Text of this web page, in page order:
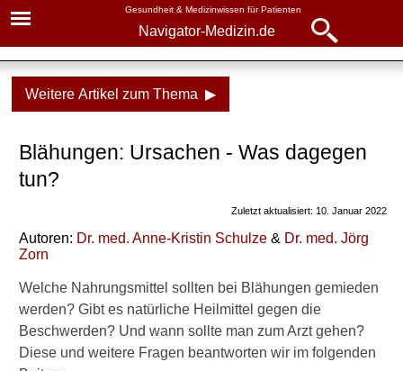
Gesundheit & Medizinwissen für Patienten
Navigator-Medizin.de
Weitere Artikel zum Thema ▶
Blähungen: Ursachen - Was dagegen
tun?
Zuletzt aktualisiert: 10. Januar 2022
Autoren: Dr. med. Anne-Kristin Schulze & Dr. med. Jörg
Zorn
Welche Nahrungsmittel sollten bei Blähungen gemieden
werden? Gibt es natürliche Heilmittel gegen die
Beschwerden? Und wann sollte man zum Arzt gehen?
Diese und weitere Fragen beantworten wir im folgenden
Navigator-Medizin.de
► Krankheiten
► Therapieverfahren
► Medikamente
► Gesundheitsthemen
Navigator-
Medizin.de
▾
Blähungen
Blähende Nahrungsmittel
Selbsthilfe
Wissenswertes